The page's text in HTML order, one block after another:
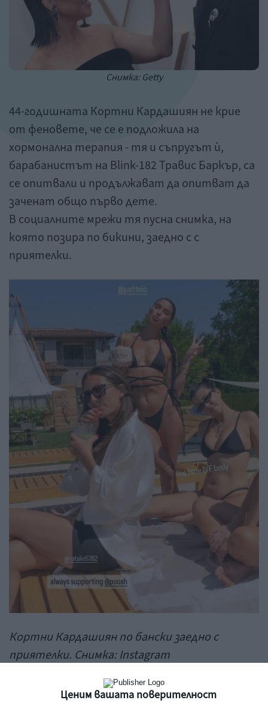
Ценим вашата поверителност
Снимка: Getty
44-годишната Кортни Кардашиян не крие
от феновете, че се е подложила на
хормонална терапия - тя и съпругът ѝ,
барабанистът на Blink-182 Травис Баркър, са
се опитвали и продължават да опитват да
заченат общо първо дете.
В социалните мрежи тя пусна снимка, на
която позира по бикини, заедно с с
приятелки.
Кортни Кардашиян по бански заедно с
приятелки. Снимка: Instagram
А под кадъра с доза самоирония написа: